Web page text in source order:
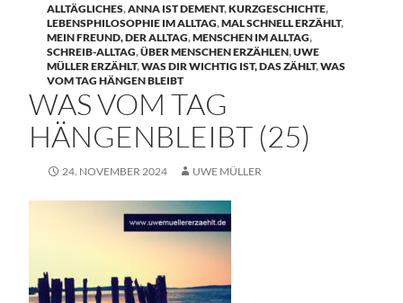
ALLTÄGLICHES,ANNA IST DEMENT,KURZGESCHICHTE,
LEBENSPHILOSOPHIE IM ALLTAG,MAL SCHNELL ERZÄHLT,
MEIN FREUND, DER ALLTAG,MENSCHEN IM ALLTAG,
SCHREIB-ALLTAG,ÜBER MENSCHEN ERZÄHLEN,UWE
MÜLLER ERZÄHLT,WAS DIR WICHTIG IST, DAS ZÄHLT,WAS
VOM TAG HÄNGEN BLEIBT
WAS VOM TAG
HÄNGENBLEIBT (25)
24. NOVEMBER 2024 UWE MÜLLER